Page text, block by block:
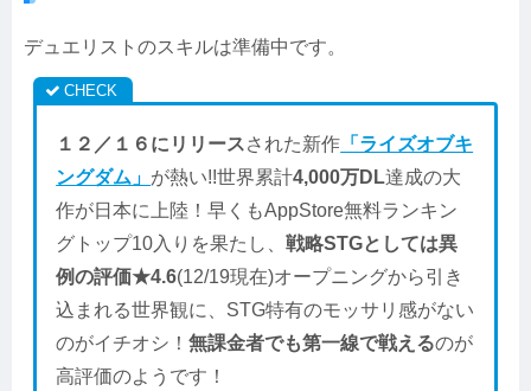
デュエリストのスキルは準備中です。
１２／１６にリリースされた新作 「ライズオブキ
ングダム」 が熱い!!世界累計4,000万DL達成の大
作が日本に上陸！早くもAppStore無料ランキン
グトップ10入りを果たし、戦略STGとしては異
例の評価★4.6(12/19現在)オープニングから引き
込まれる世界観に、STG特有のモッサリ感がない
のがイチオシ！無課金者でも第一線で戦えるのが
高評価のようです！